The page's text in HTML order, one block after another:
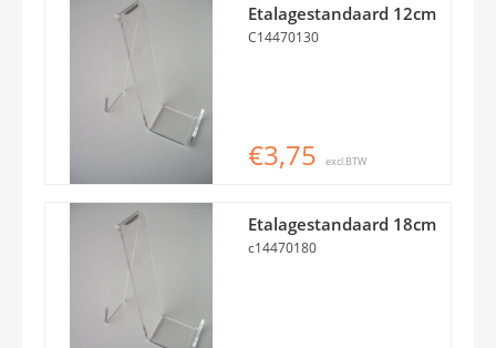
Etalagestandaard 12cm
C14470130
€3,75 excl.BTW
Etalagestandaard 18cm
c14470180